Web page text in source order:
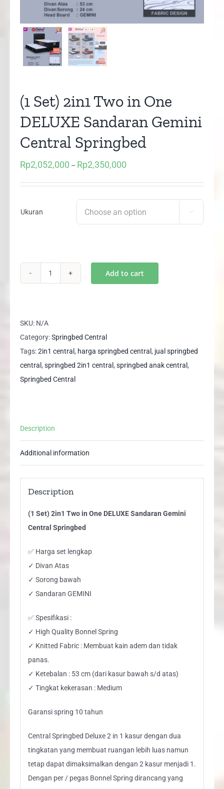
(1 Set) 2in1 Two in One
DELUXE Sandaran Gemini
Central Springbed
Rp2,052,000 – Rp2,350,000
Ukuran 
in
One
DELUXE
Sandaran
Add to cart
SKU: N/A
Category:Springbed Central
Tags:2in1 central , harga springbed central , jual springbed
central , springbed 2in1 central , springbed anak central ,
Springbed Central
Description
Additional information
Description
(1 Set) 2in1 Two in One DELUXE Sandaran Gemini
Central Springbed
✅ Harga set lengkap
✓ Divan Atas
✓ Sorong bawah
✓ Sandaran GEMINI
✅ Spesifikasi :
✓ High Quality Bonnel Spring
✓ Knitted Fabric : Membuat kain adem dan tidak
panas.
✓ Ketebalan : 53 cm (dari kasur bawah s/d atas)
✓ Tingkat kekerasan : Medium
Garansi spring 10 tahun
Central Springbed Deluxe 2 in 1 kasur dengan dua
tingkatan yang membuat ruangan lebih luas namun
tetap dapat dimaksimalkan dengan 2 kasur menjadi 1.
Dengan per / pegas Bonnel Spring dirancang yang